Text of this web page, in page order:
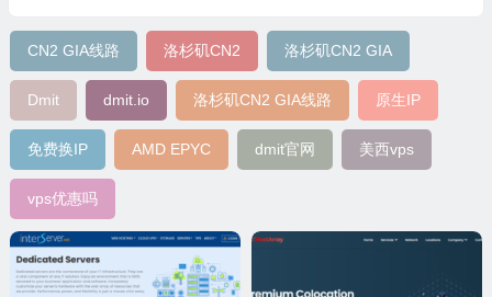
CN2 GIA线路 洛杉矶CN2 洛杉矶CN2 GIA
Dmit dmit.io 洛杉矶CN2 GIA线路 原生IP
免费换IP AMD EPYC dmit官网 美西vps
vps优惠吗